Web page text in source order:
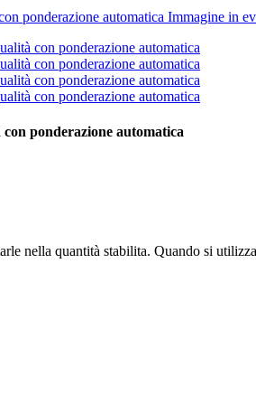
ponderazione automatica
nella quantità stabilita. Quando si